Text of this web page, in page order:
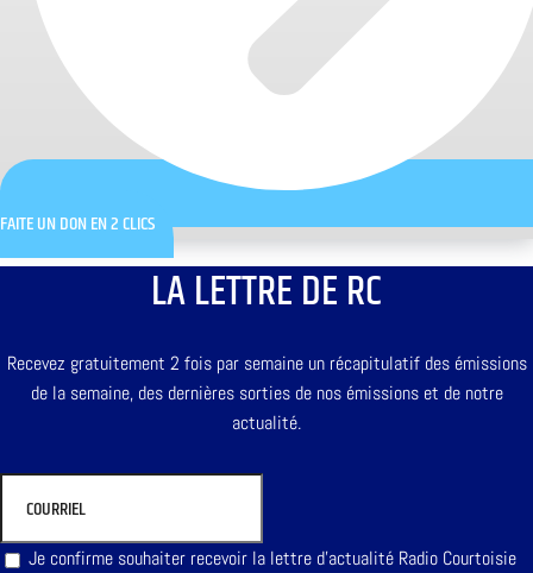
FAITE UN DON EN 2 CLICS
LA LETTRE DE RC
Recevez gratuitement 2 fois par semaine un récapitulatif des émissions
de la semaine, des dernières sorties de nos émissions et de notre
actualité.
Je confirme souhaiter recevoir la lettre d'actualité Radio Courtoisie